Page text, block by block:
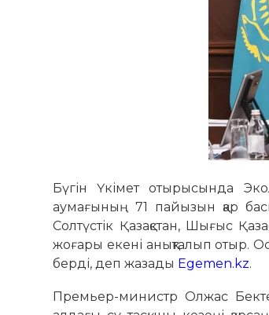
Бүгін Үкімет отырысында
аумағының 71 пайызын қар
Солтүстік Қазақстан, Шығыс
жоғары екені анықталып отыр.
берді, деп жазады Egemen.kz.
Премьер-министр Олжас